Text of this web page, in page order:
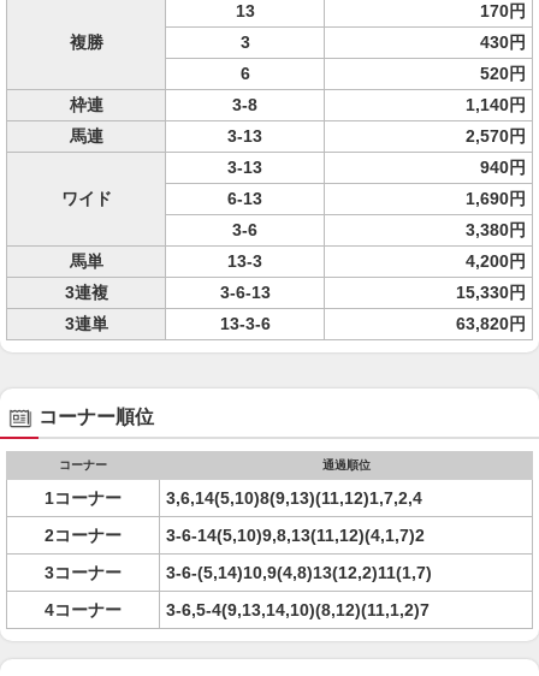
複勝
13
170円
3
430円
6
520円
枠連
3-8
1,140円
馬連
3-13 2,570円
ワイド
3-13
940円
6-13
1,690円
3-6
3,380円
馬単
13-3
4,200円
3連複
3-6-13
15,330円
3連単
13-3-6 63,820円
コーナー順位
コーナー 通過順位
1コーナー
3,6,14(5,10)8(9,13)(11,12)1,7,2,4
2コーナー
3-6-14(5,10)9,8,13(11,12)(4,1,7)2
3コーナー
3-6-(5,14)10,9(4,8)13(12,2)11(1,7)
4コーナー
3-6,5-4(9,13,14,10)(8,12)(11,1,2)7